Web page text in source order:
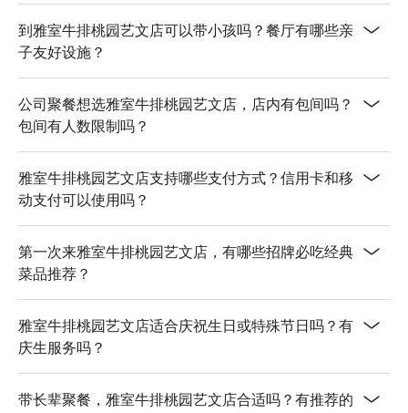
到雅室牛排桃园艺文店可以带小孩吗？餐厅有哪些亲
子友好设施？
公司聚餐想选雅室牛排桃园艺文店，店内有包间吗？
包间有人数限制吗？
雅室牛排桃园艺文店支持哪些支付方式？信用卡和移
动支付可以使用吗？
第一次来雅室牛排桃园艺文店，有哪些招牌必吃经典
菜品推荐？
雅室牛排桃园艺文店适合庆祝生日或特殊节日吗？有
庆生服务吗？
带长辈聚餐，雅室牛排桃园艺文店合适吗？有推荐的